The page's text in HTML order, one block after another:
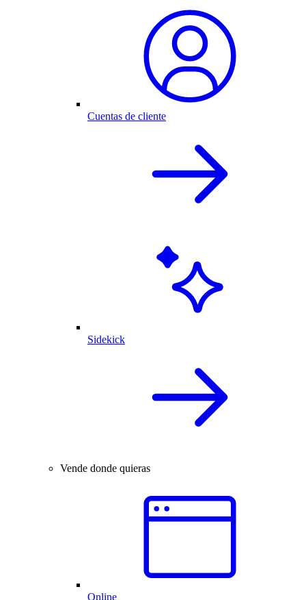
Cuentas de cliente
Sidekick
Vende donde quieras
Online